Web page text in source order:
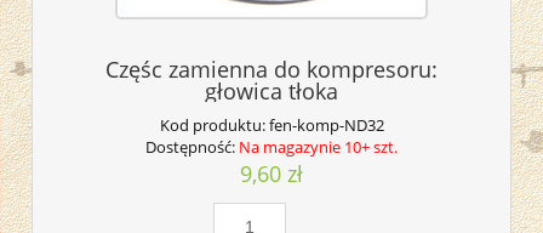
Częśc zamienna do kompresoru:
głowica tłoka
Kod produktu:fen-komp-ND32
Dostępność: Na magazynie 10+ szt.
9,60 zł